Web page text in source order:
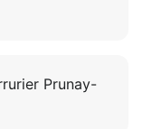
Prunay-